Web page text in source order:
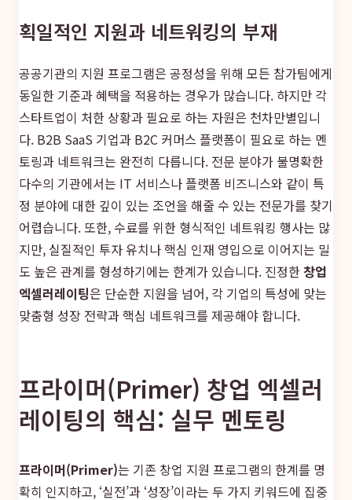
획일적인 지원과 네트워킹의 부재
공공기관의 지원 프로그램은 공정성을 위해 모든 참가팀에게
동일한 기준과 혜택을 적용하는 경우가 많습니다. 하지만 각
스타트업이 처한 상황과 필요로 하는 자원은 천차만별입니
다. B2B SaaS 기업과 B2C 커머스 플랫폼이 필요로 하는 멘
토링과 네트워크는 완전히 다릅니다. 전문 분야가 불명확한
다수의 기관에서는 IT 서비스나 플랫폼 비즈니스와 같이 특
정 분야에 대한 깊이 있는 조언을 해줄 수 있는 전문가를 찾기
어렵습니다. 또한, 수료를 위한 형식적인 네트워킹 행사는 많
지만, 실질적인 투자 유치나 핵심 인재 영입으로 이어지는 밀
도 높은 관계를 형성하기에는 한계가 있습니다. 진정한창업
엑셀러레이팅은 단순한 지원을 넘어, 각 기업의 특성에 맞는
맞춤형 성장 전략과 핵심 네트워크를 제공해야 합니다.
프라이머(Primer) 창업 엑셀러
레이팅의 핵심: 실무 멘토링
프라이머(Primer)는 기존 창업 지원 프로그램의 한계를 명
확히 인지하고, ‘실전’과 ‘성장’이라는 두 가지 키워드에 집중